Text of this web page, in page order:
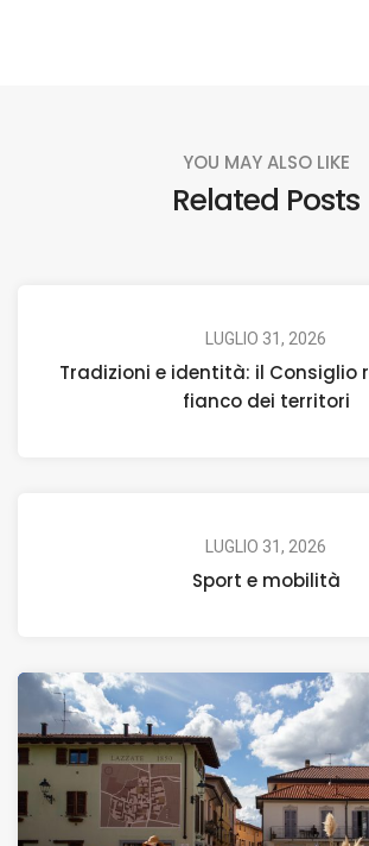
YOU MAY ALSO LIKE
Related Posts
LUGLIO 31, 2026
Tradizioni e identità: il Consiglio
fianco dei territori
LUGLIO 31, 2026
Sport e mobilità